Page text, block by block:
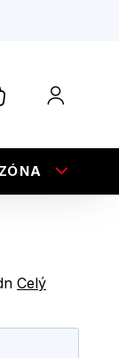
Celý